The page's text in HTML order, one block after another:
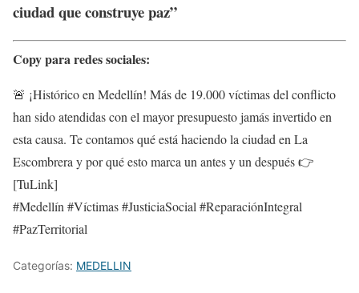
ciudad que construye paz”
Copy para redes sociales:
🚨 ¡Histórico en Medellín! Más de 19.000 víctimas del conflicto
han sido atendidas con el mayor presupuesto jamás invertido en
esta causa. Te contamos qué está haciendo la ciudad en La
Escombrera y por qué esto marca un antes y un después 👉
[TuLink]
#Medellín #Víctimas #JusticiaSocial #ReparaciónIntegral
#PazTerritorial
Categorías: MEDELLIN